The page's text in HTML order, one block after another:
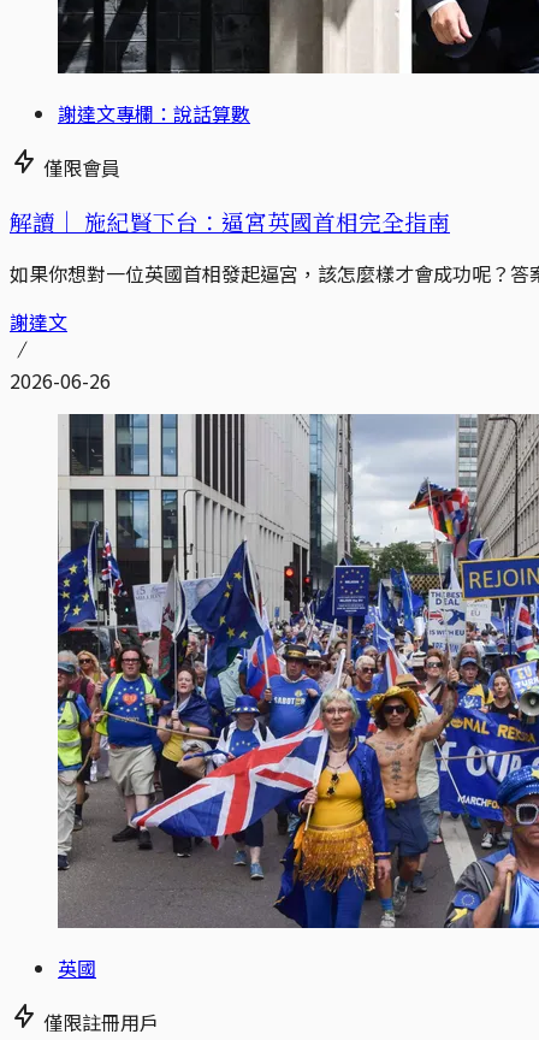
謝達文專欄：說話算數
僅限會員
解讀｜ 施紀賢下台：逼宮英國首相完全指南
如果你想對一位英國首相發起逼宮，該怎麼樣才會成功呢？
謝達文
2026-06-26
英國
僅限註冊用戶